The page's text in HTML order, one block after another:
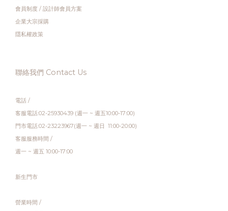
會員制度 / 設計師會員方案
企業大宗採購
隱私權政策
聯絡我們 Contact Us
電話 /
客服電話:02-25930439 (週一 ~ 週五10:00-17:00)
門市電話:02-23223967(週一 ~ 週日 11:00-20:00)
客服服務時間 /
週一 ~ 週五 10:00-17:00
新生門市
營業時間 /